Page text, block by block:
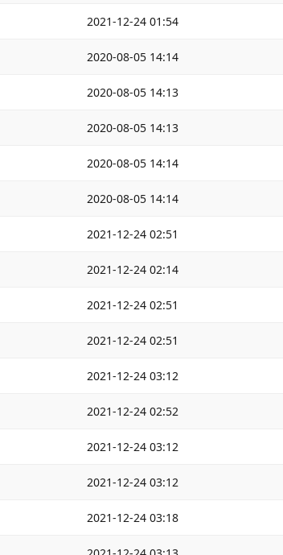
2021-12-24 01:54
2020-08-05 14:14
2020-08-05 14:13
2020-08-05 14:13
2020-08-05 14:14
2020-08-05 14:14
2021-12-24 02:51
2021-12-24 02:14
2021-12-24 02:51
2021-12-24 02:51
2021-12-24 03:12
2021-12-24 02:52
2021-12-24 03:12
2021-12-24 03:12
2021-12-24 03:18